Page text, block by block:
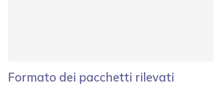
Formato dei pacchetti rilevati